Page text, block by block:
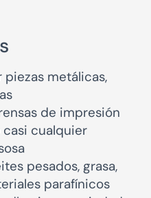
metálicas,
de impresión
cualquier
pesados, grasa,
parafínicos